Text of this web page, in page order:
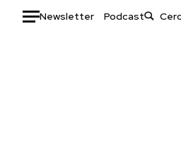
Newsletter Podcast